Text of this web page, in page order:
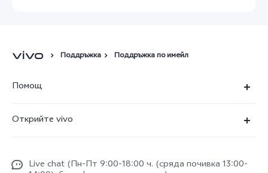
Поддръжка Поддръжка по имейл
Помощ
изпрати за ремонт
Открийте vivo
За насLive chat (Пн-Пт 9:00-18:00 ч. (сряда почивка 13:00-